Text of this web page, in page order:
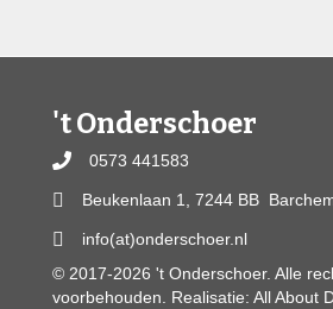
't Onderschoer
0573 441583
Beukenlaan 1, 7244 BB
info(at)onderschoer.nl
© 2017-2026 't Onderschoer. Alle
voorbehouden. Realisatie: All About